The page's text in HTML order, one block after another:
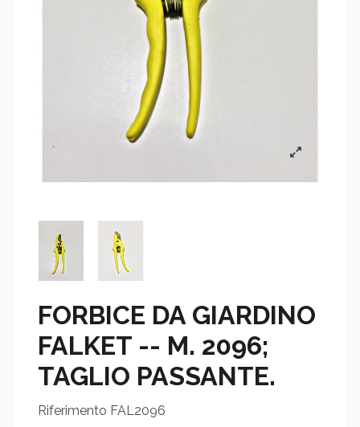
FORBICE DA GIARDINO
FALKET -- M. 2096;
TAGLIO PASSANTE.
Riferimento FAL2096